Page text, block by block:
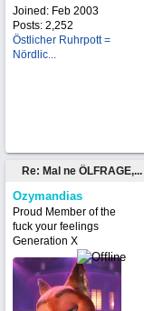
Joined: Feb 2003
Posts: 2,252
Östlicher Ruhrpott =
Nördlic...
Re: Mal ne ÖLFRAGE,...
Ozymandias
Proud Member of the
fuck your feelings
Generation X